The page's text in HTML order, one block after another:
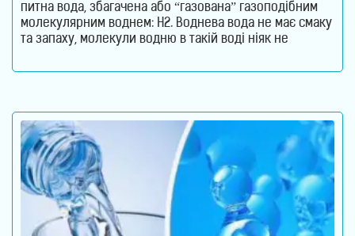
питна вода, збагачена або “газована” газоподібним
молекулярним воднем: H2. Воднева вода не має смаку
та запаху, молекули водню в такій воді ніяк не
міститься в чистому молекулярному вигляді: H2. Тому